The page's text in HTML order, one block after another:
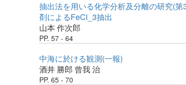
抽出法を用いる化学分析及分離の研究(
剤によるFeCl_3抽出
山本 作次郎
PP. 57 - 64
中海に於ける観測(一報)
酒井 勝郎 曾我 治
PP. 65 - 70